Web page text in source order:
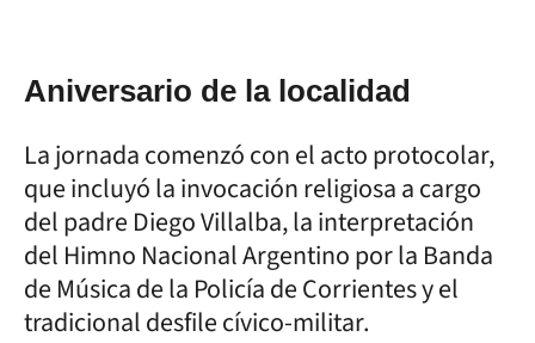
Aniversario de la localidad
La jornada comenzó con el acto protocolar,
que incluyó la invocación religiosa a cargo
del padre Diego Villalba, la interpretación
del Himno Nacional Argentino por la Banda
de Música de la Policía de Corrientes y el
tradicional desfile cívico-militar.